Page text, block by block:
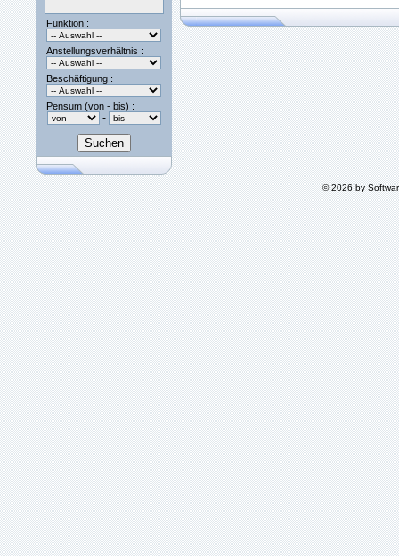
Funktion :
Anstellungsverhältnis :
Beschäftigung :
Pensum (von - bis) :
-
© 2026 by